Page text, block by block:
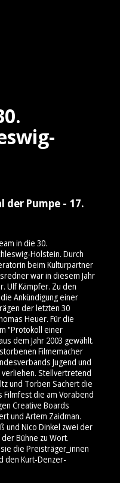
der Pumpe - 17.
in die 30.
Holstein. Durch
beim Kulturpartner
war in diesem Jahr
Ulf Kämpfer. Zu den
Ankündigung einer
der letzten 30
Heuer. Für die
"Protokoll einer
dem Jahr 2003 gewählt.
Filmemacher
Jugend und
Stellvertretend
und Torben Sachert die
Filmfest die am Vorabend
Creative Boards
und Artem Zaidman.
und Nico Dinkel zwei der
Bühne zu Wort.
die Preisträger_innen
den Kurt-Denzer-